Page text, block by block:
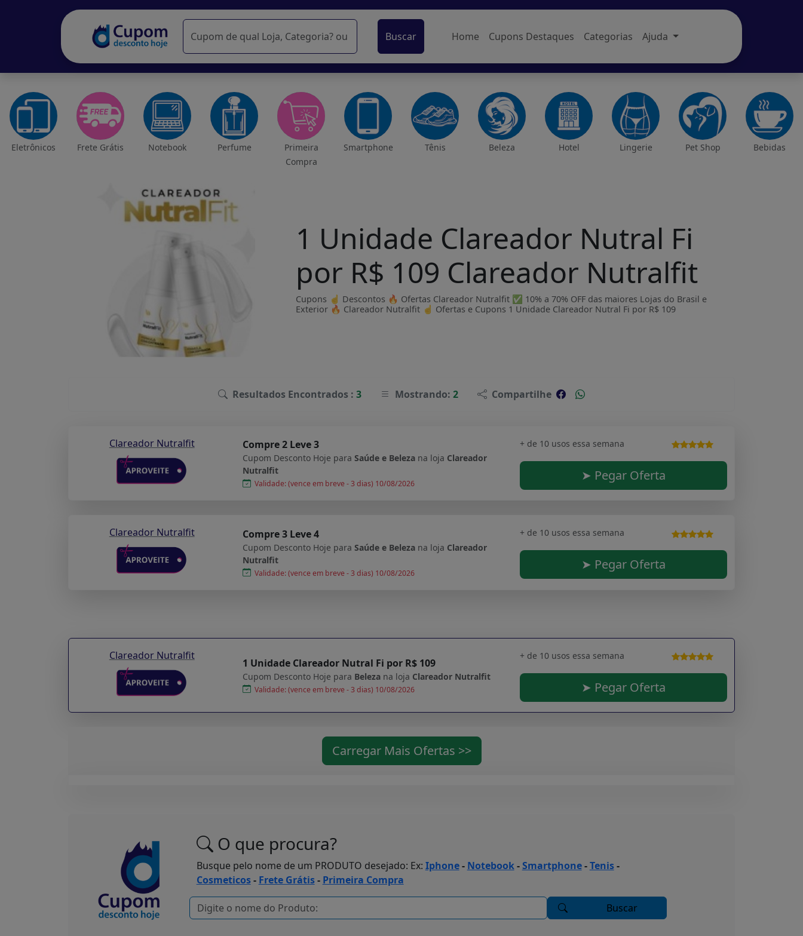
Buscar Home Cupons Destaques Categorias Ajuda
Eletrônicos Frete Grátis Notebook Perfume
Primeira
Compra
Smartphone Tênis Beleza Hotel Lingerie Pet Shop Bebidas
1 Unidade Clareador Nutral Fi
por R$ 109 Clareador Nutralfit
Cupons ☝ Descontos 🔥 Ofertas Clareador Nutralfit ✅ 10% a 70% OFF das maiores Lojas do Brasil e
Exterior 🔥 Clareador Nutralfit ☝ Ofertas e Cupons 1 Unidade Clareador Nutral Fi por R$ 109
Resultados Encontrados : 3 Mostrando: 2 Compartilhe
Clareador Nutralfit Compre 2 Leve 3
Cupom Desconto Hoje para Saúde e Beleza na loja Clareador
Nutralfit
Validade: (vence em breve - 3 dias) 10/08/2026
+ de 10 usos essa semana
➤ Pegar Oferta
Clareador Nutralfit Compre 3 Leve 4
Cupom Desconto Hoje para Saúde e Beleza na loja Clareador
Nutralfit
Validade: (vence em breve - 3 dias) 10/08/2026
+ de 10 usos essa semana
➤ Pegar Oferta
Clareador Nutralfit
1 Unidade Clareador Nutral Fi por R$ 109
Cupom Desconto Hoje para Beleza na loja Clareador Nutralfit
Validade: (vence em breve - 3 dias) 10/08/2026
+ de 10 usos essa semana
➤ Pegar Oferta
Carregar Mais Ofertas >>
O que procura?
Busque pelo nome de um PRODUTO desejado: Ex: Iphone- Notebook-Smartphone-Tenis-
Cosmeticos- Frete Grátis- Primeira Compra
Buscar